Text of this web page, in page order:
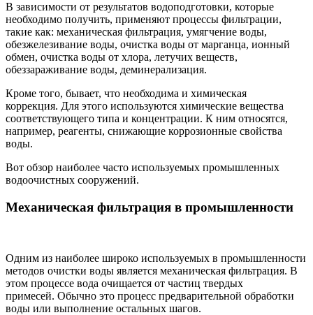
В зависимости от результатов водоподготовки, которые
необходимо получить, применяют процессы фильтрации,
такие как: механическая фильтрация, умягчение воды,
обезжелезивание воды, очистка воды от марганца, ионный
обмен, очистка воды от хлора, летучих веществ,
обеззараживание воды, деминерализация.
Кроме того, бывает, что необходима и химическая
коррекция. Для этого используются химические вещества
соответствующего типа и концентрации. К ним относятся,
например, реагенты, снижающие коррозионные свойства
воды.
Вот обзор наиболее часто используемых промышленных
водоочистных сооружений.
Механическая фильтрация в промышленности
Одним из наиболее широко используемых в промышленности
методов очистки воды является механическая фильтрация. В
этом процессе вода очищается от частиц твердых
примесей. Обычно это процесс предварительной обработки
воды или выполнение остальных шагов.